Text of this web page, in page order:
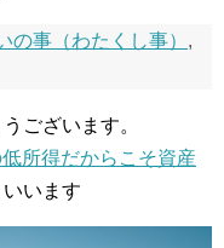
の事（わたくし事） ,
ございます。
所得だからこそ資産
います